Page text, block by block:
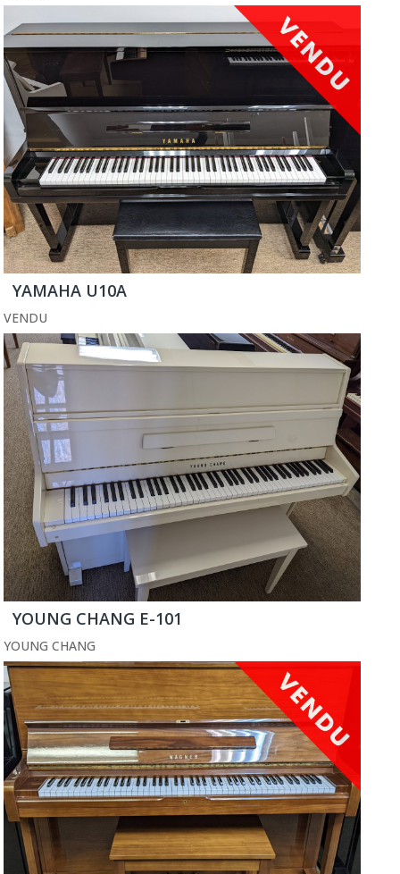
YAMAHA U10A
VENDU
YOUNG CHANG E-101
YOUNG CHANG